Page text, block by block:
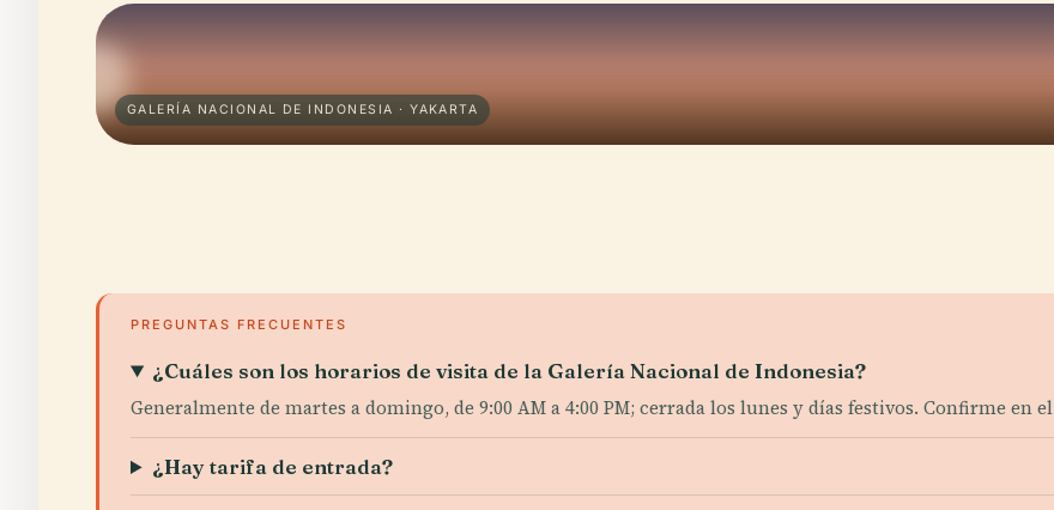
GALERÍA NACIONAL DE INDONESIA · YAKARTA
PREGUNTAS FRECUENTES
¿Cuáles son los horarios de visita de la Galería Nacional de Indonesia?
Generalmente de martes a domingo, de 9:00 AM a 4:00 PM; cerrada los lunes y días festivos. Confirme en el
¿Hay tarifa de entrada?